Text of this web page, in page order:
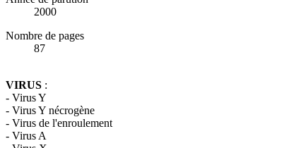
2000
Nombre de pages
87
VIRUS :
- Virus Y
- Virus Y nécrogène
- Virus de l'enroulement
- Virus A